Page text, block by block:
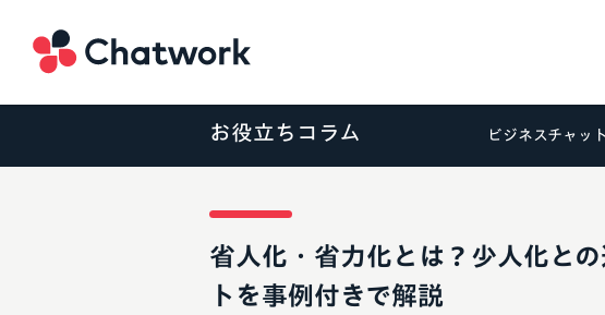
お役立ちコラム ビジネスチャット
省人化・省力化とは？少人化と
トを事例付きで解説